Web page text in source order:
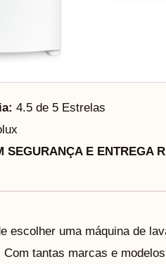
4.5 de 5 Estrelas
SEGURANÇA E ENTREGA
escolher uma máquina de
tantas marcas e